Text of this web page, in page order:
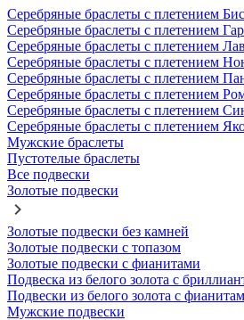
Серебряные браслеты с плетением
Серебряные браслеты с плетением
Серебряные браслеты с плетением Лав
Серебряные браслеты с плетением
Серебряные браслеты с плетением
Серебряные браслеты с плетением
Серебряные браслеты с плетением
Серебряные браслеты с плетением
Мужские браслеты
Пустотелые браслеты
Все подвески
Золотые подвески
Золотые подвески без камней
Золотые подвески с топазом
Золотые подвески с фианитами
Подвеска из белого золота с
Подвески из белого золота с
Мужские подвески